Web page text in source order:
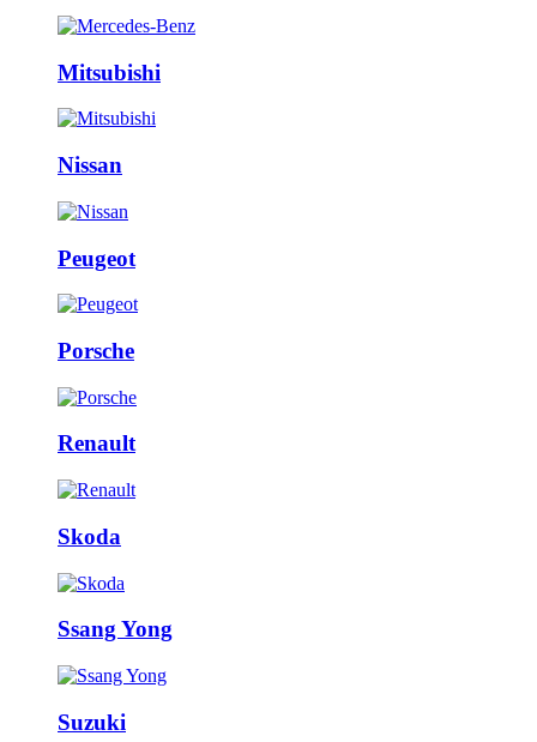
Mitsubishi
Nissan
Peugeot
Porsche
Renault
Skoda
Ssang Yong
Suzuki